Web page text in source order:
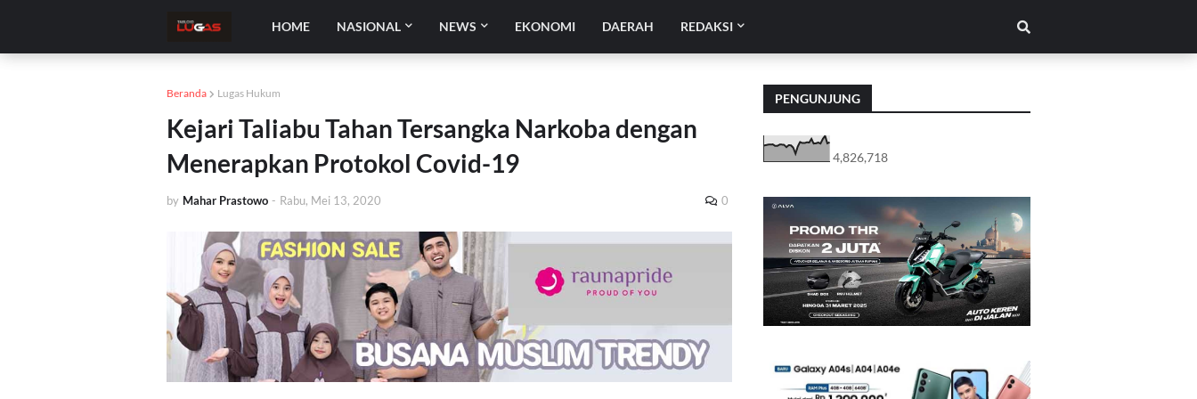
HOME NASIONAL NEWS EKONOMI DAERAH REDAKSI
Beranda Lugas Hukum
Kejari Taliabu Tahan Tersangka Narkoba dengan
Menerapkan Protokol Covid-19
by Mahar Prastowo - Rabu, Mei 13, 2020 0
PENGUNJUNG
4,826,718